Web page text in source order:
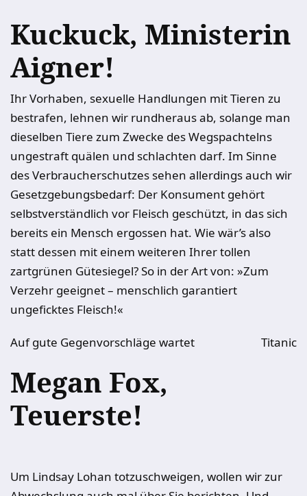
Kuckuck, Ministerin
Aigner!
Ihr Vorhaben, sexuelle Handlungen mit Tieren zu
bestrafen, lehnen wir rundheraus ab, solange man
dieselben Tiere zum Zwecke des Wegspachtelns
ungestraft quälen und schlachten darf. Im Sinne
des Verbraucherschutzes sehen allerdings auch wir
Gesetzgebungsbedarf: Der Konsument gehört
selbstverständlich vor Fleisch geschützt, in das sich
bereits ein Mensch ergossen hat. Wie wär’s also
statt dessen mit einem weiteren Ihrer tollen
zartgrünen Gütesiegel? So in der Art von: »Zum
Verzehr geeignet – menschlich garantiert
ungeficktes Fleisch!«
Auf gute Gegenvorschläge wartet Titanic
Megan Fox,
Teuerste!
Um Lindsay Lohan totzuschweigen, wollen wir zur